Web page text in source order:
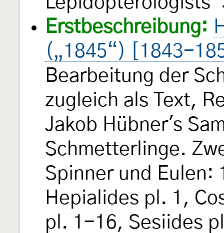
Erstbeschreibung:
(„1845“) [1843-
Bearbeitung der
zugleich als Text,
Jakob Hübner's
Schmetterlinge.
Spinner und
Hepialides pl. 1,
pl. 1-16, Sesiides